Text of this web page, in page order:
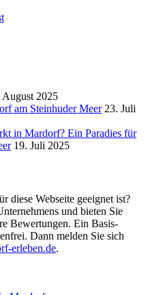
August 2025
am Steinhuder Meer 23. Juli
in Mardorf? Ein Paradies für
19. Juli 2025
diese Webseite geeignet ist?
und bieten Sie
Bewertungen. Ein Basis-
Dann melden Sie sich
erleben.de.